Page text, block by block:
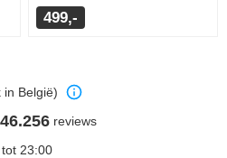
499,-
in België)
46.256 reviews
23:00